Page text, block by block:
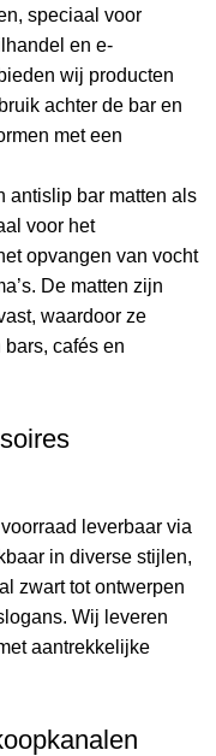
speciaal voor
en e-
wij producten
achter de bar en
met een
antislip bar matten als
voor het
opvangen van vocht
De matten zijn
waardoor ze
cafés en
leverbaar via
in diverse stijlen,
zwart tot ontwerpen
Wij leveren
aantrekkelijke